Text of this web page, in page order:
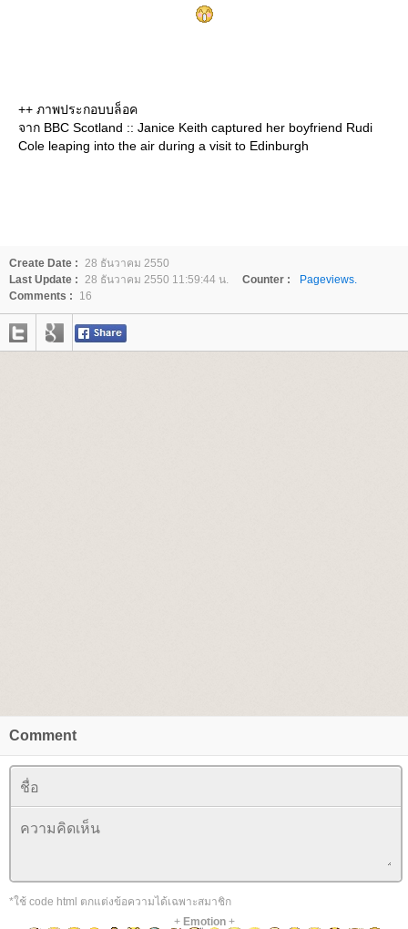
++ ภาพประกอบบล็อค
จาก BBC Scotland :: Janice Keith captured her boyfriend Rudi
Cole leaping into the air during a visit to Edinburgh
Create Date :
28 ธันวาคม 2550
Last Update :
28 ธันวาคม 2550 11:59:44 น. Counter :
Pageviews.
Comments :
16
Comment
*ใช้ code html ตกแต่งข้อความได้เฉพาะสมาชิก
+ Emotion+